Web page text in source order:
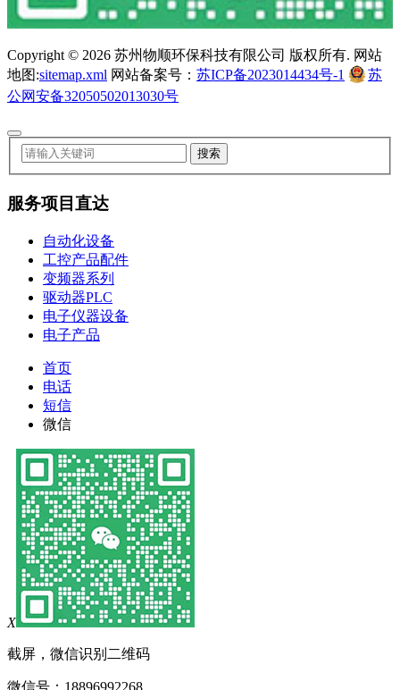
Copyright © 2026 苏州物顺环保科技有限公司 版权所有. 网站
地图:sitemap.xml 网站备案号： 苏ICP备2023014434号-1
苏
公网安备32050502013030号
服务项目直达
自动化设备
工控产品配件
变频器系列
驱动器PLC
电子仪器设备
电子产品
首页
电话
短信
微信
X
截屏，微信识别二维码
微信号： 18896992268